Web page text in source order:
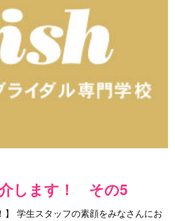
します！ その5
】 学生スタッフの素顔をみなさんにお